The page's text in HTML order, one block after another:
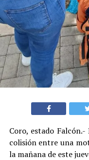
Coro, estado
colisión entre una
la mañana de este